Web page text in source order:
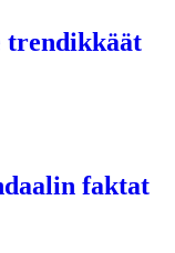
trendikkäät
faktat